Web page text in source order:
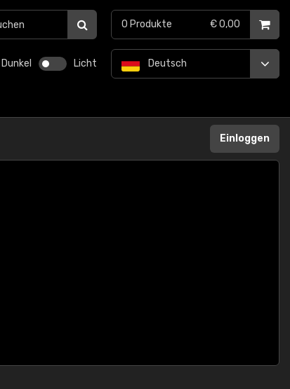
Dunkel Licht Deutsch
0 Produkte € 0,00
Einloggen